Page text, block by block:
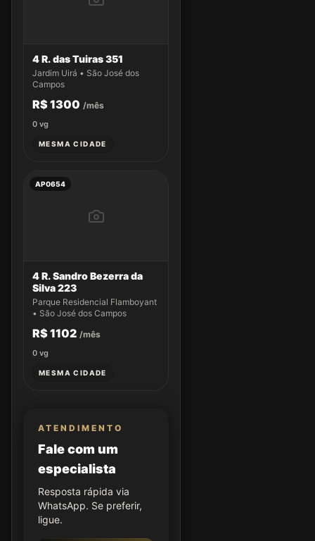
4 R. das Tuiras 351
Jardim Uirá • São José dos
Campos
R$ 1300 /mês
0 vg
MESMA CIDADE
AP0654
4 R. Sandro Bezerra da
Silva 223
Parque Residencial Flamboyant
• São José dos Campos
R$ 1102 /mês
0 vg
MESMA CIDADE
ATENDIMENTO
Fale com um
especialista
Resposta rápida via
WhatsApp. Se preferir,
ligue.